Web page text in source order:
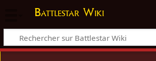
Battlestar Wiki